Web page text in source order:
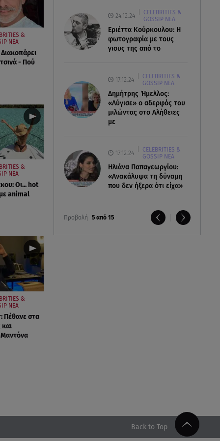
24.12.24
CELEBRITIES &
GOSSIP ΝΕΑ
Εριέττα Κούρκουλου: Η
φωτογραφία με τους
γιους της από το
17.12.24
CELEBRITIES &
GOSSIP ΝΕΑ
Δημήτρης Ήμελλος:
«Λύγισε» ο αδερφός του
μιλώντας στο Αλήθειες
με
17.12.24
CELEBRITIES &
GOSSIP ΝΕΑ
Ηλιάνα Παπαγεωργίου:
«Ανακάλυψα τη δύναμη
που δεν ήξερα ότι είχα»
Προβολή 5 από 15
&
ΝΕΑ
- Πού
&
ΝΕΑ
Οι... hot
animal
&
ΝΕΑ
Πέθανε στα
Μαντόνα
Back to Top